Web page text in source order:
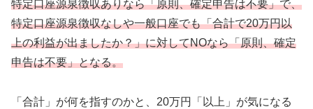
特定口座源泉徴収ありなら「原則、確定申告は不要」で、
特定口座源泉徴収なしや一般口座でも「合計で20万円以
上の利益が出ましたか？」に対してNOなら「原則、確定
申告は不要」となる。
「合計」が何を指すのかと、20万円「以上」が気になる